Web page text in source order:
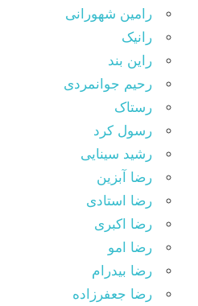
رامین شهورانی
رانیک
راین بند
رحیم جوانمردی
رستاک
رسول کرد
رشید سینایی
رضا آبزین
رضا استادی
رضا اکبری
رضا امو
رضا بیدرام
رضا جعفرزاده